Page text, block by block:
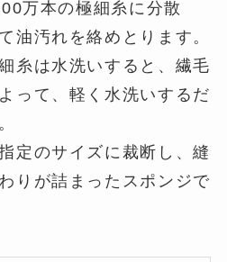
万本の極細糸に分散
油汚れを絡めとります。
糸は水洗いすると、繊毛
って、軽く水洗いするだ
定のサイズに裁断し、縫
りが詰まったスポンジで